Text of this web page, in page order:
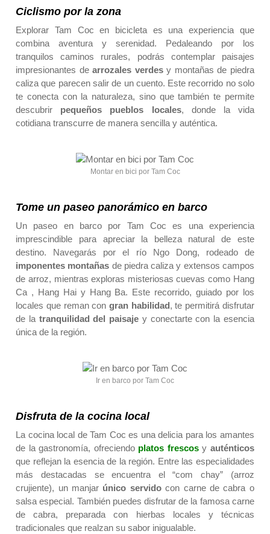
Ciclismo por la zona
Explorar Tam Coc en bicicleta es una experiencia que
combina aventura y serenidad. Pedaleando por los
tranquilos caminos rurales, podrás contemplar paisajes
impresionantes dearrozales verdesy montañas de piedra
caliza que parecen salir de un cuento. Este recorrido no solo
te conecta con la naturaleza, sino que también te permite
descubrir pequeños pueblos locales, donde la vida
cotidiana transcurre de manera sencilla y auténtica.
Montar en bici por Tam Coc
Tome un paseo panorámico en barco
Un paseo en barco por Tam Coc es una experiencia
imprescindible para apreciar la belleza natural de este
destino. Navegarás por el río Ngo Dong, rodeado de
imponentes montañas de piedra caliza y extensos campos
de arroz, mientras exploras misteriosas cuevas como Hang
Ca , Hang Hai y Hang Ba. Este recorrido, guiado por los
locales que reman con gran habilidad, te permitirá disfrutar
de la tranquilidad del paisaje y conectarte con la esencia
única de la región.
Ir en barco por Tam Coc
Disfruta de la cocina local
La cocina local de Tam Coc es una delicia para los amantes
de la gastronomía, ofreciendo platos frescosy auténticos
que reflejan la esencia de la región. Entre las especialidades
más destacadas se encuentra el “com chay” (arroz
crujiente), un manjar único servidocon carne de cabra o
salsa especial. También puedes disfrutar de la famosa carne
de cabra, preparada con hierbas locales y técnicas
tradicionales que realzan su sabor inigualable.